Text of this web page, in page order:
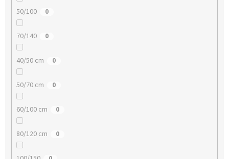
50/100 0
70/140 0
40/50 cm 0
50/70 cm 0
60/100 cm 0
80/120 cm 0